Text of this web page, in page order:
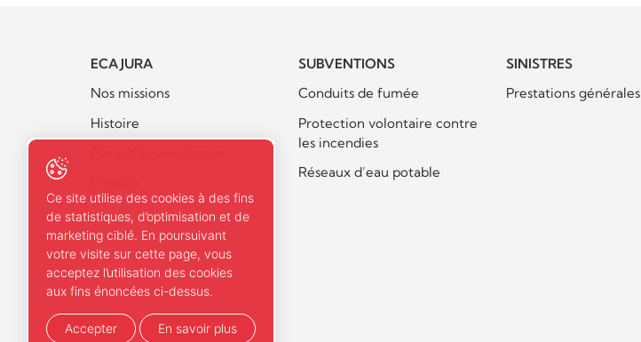
ECA JURA
Nos missions
Histoire
SUBVENTIONS
Conduits de fumée
Protection volontaire contre
les incendies
Réseaux d’eau potable
SINISTRES
Prestations générales
Ce site utilise des cookies à des fins
de statistiques, d’optimisation et de
marketing ciblé. En poursuivant
votre visite sur cette page, vous
acceptez l’utilisation des cookies
aux fins énoncées ci-dessus.
Accepter En savoir plus